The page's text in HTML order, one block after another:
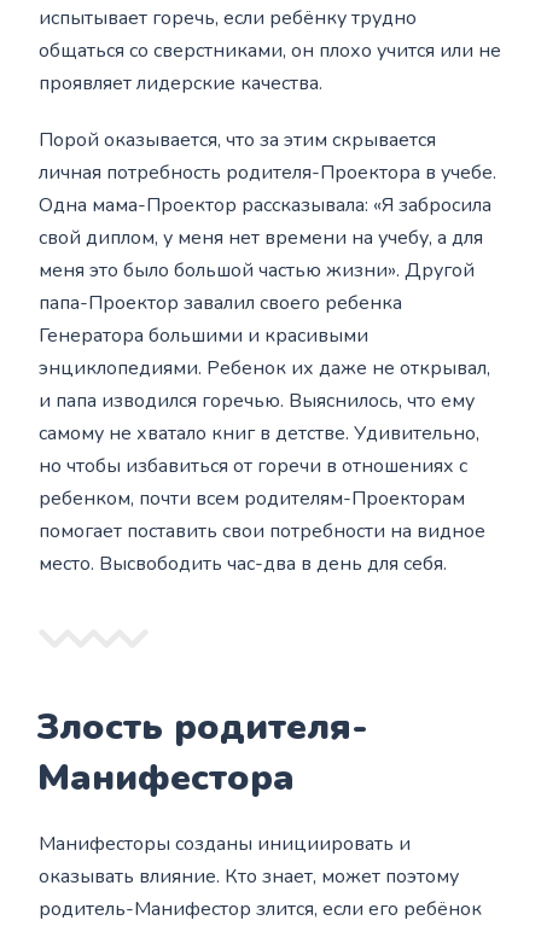
испытывает горечь, если ребёнку трудно
общаться со сверстниками, он плохо учится или не
проявляет лидерские качества.
Порой оказывается, что за этим скрывается
личная потребность родителя-Проектора в учебе.
Одна мама-Проектор рассказывала: «Я забросила
свой диплом, у меня нет времени на учебу, а для
меня это было большой частью жизни». Другой
папа-Проектор завалил своего ребенка
Генератора большими и красивыми
энциклопедиями. Ребенок их даже не открывал,
и папа изводился горечью. Выяснилось, что ему
самому не хватало книг в детстве. Удивительно,
но чтобы избавиться от горечи в отношениях с
ребенком, почти всем родителям-Проекторам
помогает поставить свои потребности на видное
место. Высвободить час-два в день для себя.
Злость родителя-
Манифестора
Манифесторы созданы инициировать и
оказывать влияние. Кто знает, может поэтому
родитель-Манифестор злится, если его ребёнок